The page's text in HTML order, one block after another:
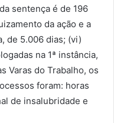
sentença é de 196
da ação e a
de 5.006 dias; (vi)
na 1ª instância,
Varas do Trabalho, os
foram: horas
de insalubridade e